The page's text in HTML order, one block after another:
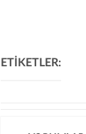
ETİKETLER: